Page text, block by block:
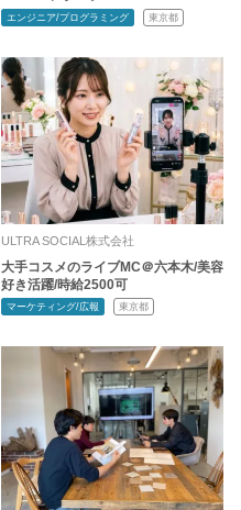
エンジニア/プログラミング 東京都
ULTRA SOCIAL株式会社
大手コスメのライブMC＠六本木/美容
好き活躍/時給2500可
マーケティング/広報 東京都